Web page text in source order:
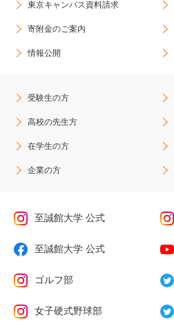
東京キャンパス資料請求
寄附金のご案内
情報公開
受験生の方
高校の先生方
在学生の方
企業の方
至誠館大学 公式
至誠館大学 公式
ゴルフ部
女子硬式野球部